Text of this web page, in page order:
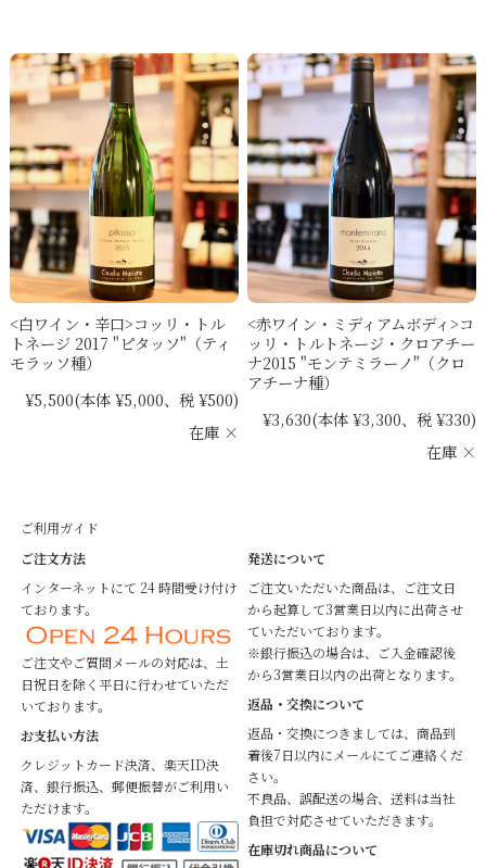
<白ワイン・辛口>コッリ・トル
トネージ 2017 "ピタッソ"（ティ
モラッソ種）
¥5,500(本体 ¥5,000、税 ¥500)
在庫 ×
<赤ワイン・ミディアムボディ>コ
ッリ・トルトネージ・クロアチー
ナ2015 "モンテミラーノ"（クロ
アチーナ種）
¥3,630(本体 ¥3,300、税 ¥330)
在庫 ×
ご利用ガイド
ご注文方法
インターネットにて 24 時間受け付け
ております。
ご注文やご質問メールの対応は、土
日祝日を除く平日に行わせていただ
いております。
お支払い方法
クレジットカード決済、楽天ID決
済、銀行振込、郵便振替がご利用い
ただけます。
発送について
ご注文いただいた商品は、ご注文日
から起算して3営業日以内に出荷させ
ていただいております。
※銀行振込の場合は、ご入金確認後
から3営業日以内の出荷となります。
返品・交換について
返品・交換につきましては、商品到
着後7日以内にメールにてご連絡くだ
さい。
不良品、誤配送の場合、送料は当社
負担で対応させていただきます。
在庫切れ商品について